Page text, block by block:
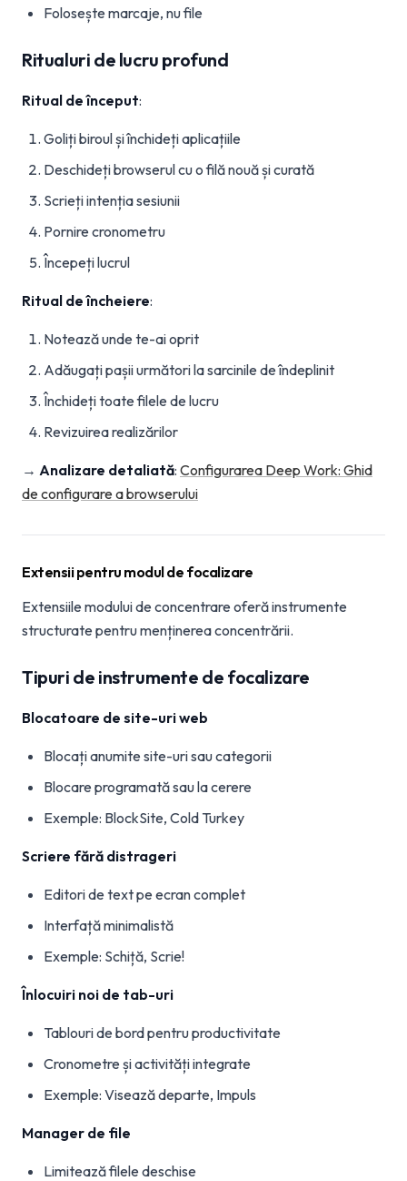
Folosește marcaje, nu file
Ritualuri de lucru profund
Ritual de început:
Goliți biroul și închideți aplicațiile
Deschideți browserul cu o filă nouă și curată
Scrieți intenția sesiunii
Pornire cronometru
Începeți lucrul
Ritual de încheiere:
Notează unde te-ai oprit
Adăugați pașii următori la sarcinile de îndeplinit
Închideți toate filele de lucru
Revizuirea realizărilor
→ Analizare detaliată: Configurarea Deep Work: Ghid
de configurare a browserului
Extensii pentru modul de focalizare
Extensiile modului de concentrare oferă instrumente
structurate pentru menținerea concentrării.
Tipuri de instrumente de focalizare
Blocatoare de site-uri web
Blocați anumite site-uri sau categorii
Blocare programată sau la cerere
Exemple: BlockSite, Cold Turkey
Scriere fără distrageri
Editori de text pe ecran complet
Interfață minimalistă
Exemple: Schiță, Scrie!
Înlocuiri noi de tab-uri
Tablouri de bord pentru productivitate
Cronometre și activități integrate
Exemple: Visează departe, Impuls
Manager de file
Limitează filele deschise